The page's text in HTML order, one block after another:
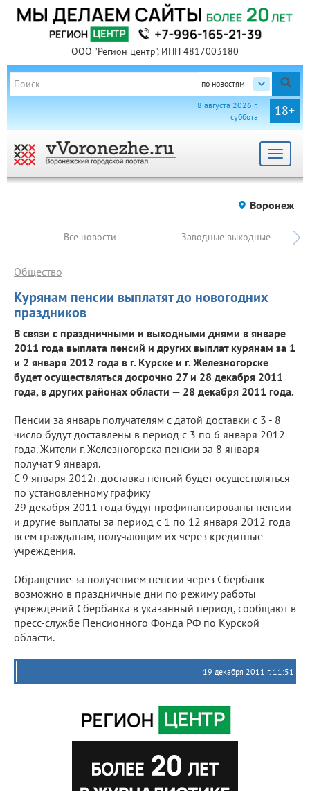
ООО "Регион центр", ИНН 4817003180
по новостям
18+
8 августа 2026 г.
суббота
Toggle
Воронеж
Все новости Заводные выходные
Курянам пенсии выплатят до новогодних
праздников
Общество
В связи с праздничными и выходными днями в январе
2011 года выплата пенсий и других выплат курянам за 1
и 2 января 2012 года в г. Курске и г. Железногорске
будет осуществляться досрочно 27 и 28 декабря 2011
года, в других районах области — 28 декабря 2011 года.
Пенсии за январь получателям с датой доставки с 3 - 8
число будут доставлены в период с 3 по 6 января 2012
года. Жители г. Железногорска пенсии за 8 января
получат 9 января.
С 9 января 2012г. доставка пенсий будет осуществляться
по установленному графику
29 декабря 2011 года будут профинансированы пенсии
и другие выплаты за период с 1 по 12 января 2012 года
всем гражданам, получающим их через кредитные
учреждения.
Обращение за получением пенсии через Сбербанк
возможно в праздничные дни по режиму работы
учреждений Сбербанка в указанный период, сообщают в
пресс-службе Пенсионного Фонда РФ по Курской
области.
19 декабря 2011 г. 11:51